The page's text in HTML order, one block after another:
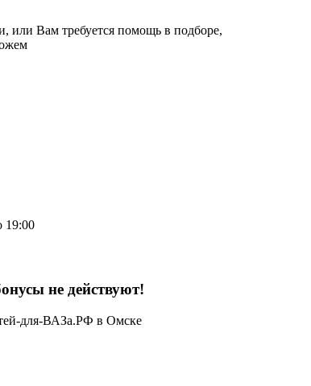
или Вам требуется помощь в подборе,
19:00
не действуют!
для-ВАЗа.РФ в Омске